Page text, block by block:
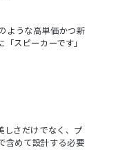
ような高単価かつ新
スピーカーです」
しさだけでなく、プ
含めて設計する必要